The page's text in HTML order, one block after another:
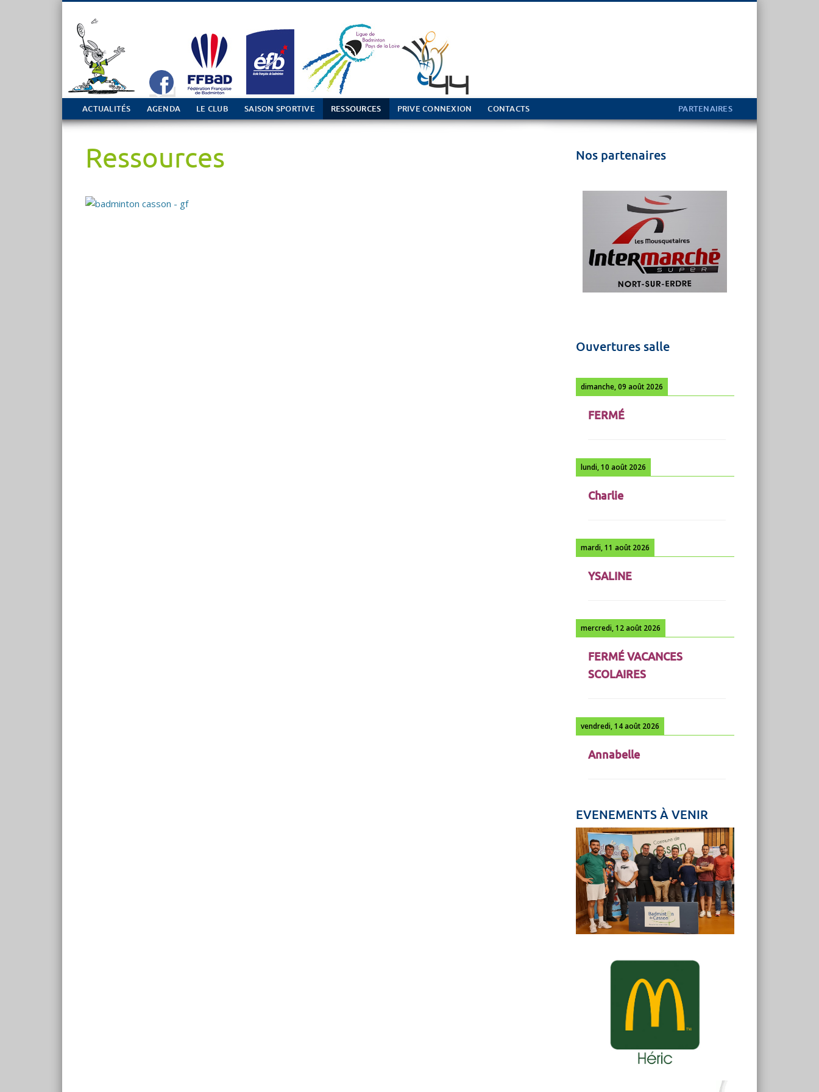
Tout sur le club de Badminton à Casson
ACTUALITÉS AGENDA LE CLUB SAISON SPORTIVE RESSOURCES PRIVE CONNEXION CONTACTS PARTENAIRES
Ressources Nos partenaires
Ouvertures salle
dimanche, 09 août 2026
FERMÉ
lundi, 10 août 2026
Charlie
mardi, 11 août 2026
YSALINE
mercredi, 12 août 2026
FERMÉ VACANCES
SCOLAIRES
vendredi, 14 août 2026
Annabelle
EVENEMENTS À VENIR